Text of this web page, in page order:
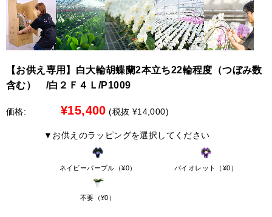
北海道（札幌市を除く）
●北海道（札幌市限定）への配送について
最短で７日後から承れます。別途￥3,300の配送料金がかか
ります。
【限定商品のみ配送可能地域】
●中国地方、四国地方、九州地方への配送について
白大輪胡蝶蘭 3本立ち42輪程度（つぼみ数含む）
白大輪胡蝶蘭 ３本立ち45輪程度（つぼみ数含む）
白大輪胡蝶蘭 ５本立ち70輪程度（つぼみ数含む）
白大輪胡蝶蘭 ５本立ち75輪程度（つぼみ数含む）
→ 8月13～16日を含む全ての日時指定が可能です。
8月10日 お昼12：00以降
→ 最短お届けは8月20日（遠方21日）となります。
詳しくは、各商品ページ内に記載の「最短のお届け日」を
ご迷惑をお掛け致しますが、宜しくお願いいたします。
【お供え専用】白大輪胡蝶蘭2本立ち22輪程度（つぼみ数
含む） /白２Ｆ４Ｌ/P1009
価格: ¥15,400 (税抜 ¥14,000)
▼お供えのラッピングを選択してください
ネイビーパープル（¥0） バイオレット（¥0）
不要（¥0）